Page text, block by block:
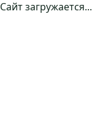
Сайт загружается...